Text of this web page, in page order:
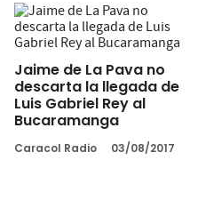
Jaime de La Pava no
descarta la llegada de
Luis Gabriel Rey al
Bucaramanga
Caracol Radio 03/08/2017